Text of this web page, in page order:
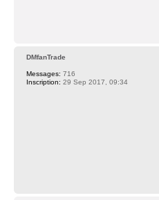
DMfanTrade
Messages: 716
Inscription: 29 Sep 2017, 09:34